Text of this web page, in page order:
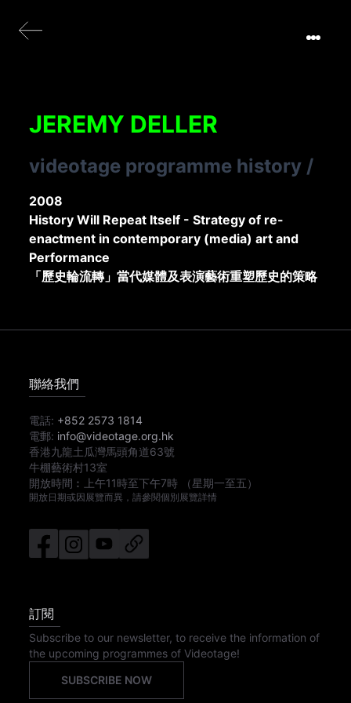
JEREMY DELLER
videotage programme history /
2008
History Will Repeat Itself - Strategy of re-
enactment in contemporary (media) art and
Performance
「歷史輪流轉」當代媒體及表演藝術重塑歷史的策略
聯絡我們
電話: +852 2573 1814
電郵: info@videotage.org.hk
香港九龍土瓜灣馬頭角道63號
牛棚藝術村13室
開放時間︰
上午11時至下午7時 （星期一至五）
開放日期或因展覽而異，請參閱個別展覽詳情
訂閱
Subscribe to our newsletter, to receive the information of
the upcoming programmes of Videotage!
SUBSCRIBE NOW